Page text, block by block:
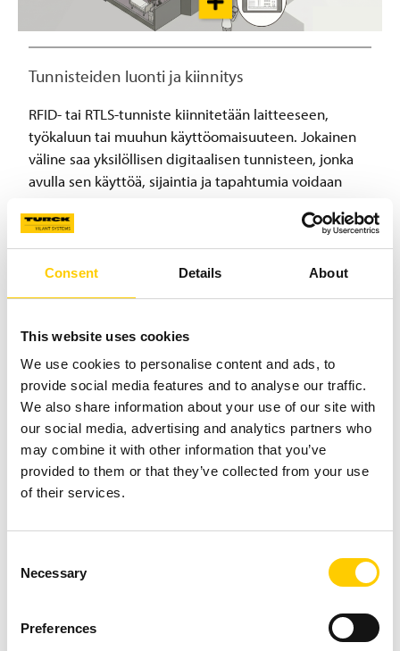
Consent Details About
This website uses cookies
We use cookies to personalise content and ads, to
provide social media features and to analyse our traffic.
We also share information about your use of our site with
our social media, advertising and analytics partners who
may combine it with other information that you’ve
provided to them or that they’ve collected from your use
of their services.
Selection
Necessary
Preferences
Tunnisteiden luonti ja kiinnitys
RFID- tai RTLS-tunniste kiinnitetään laitteeseen,
työkaluun tai muuhun käyttöomaisuuteen. Jokainen
väline saa yksilöllisen digitaalisen tunnisteen, jonka
avulla sen käyttöä, sijaintia ja tapahtumia voidaan
Seuranta toimitiloissa
Järjestelmä rekisteröi välineiden viimeisimmän
välillä. Näin välineiden liikkeet pysyvät jatkuvasti
näkyvissä järjestelmässä.
Välineiden paikantaminen kartalta
Henkilöstö voi hakea tarvitsemansa välineet suoraan
tapahtumahistorian ja nykyisen tilan reaaliajassa.
Huolto ja saatavuus